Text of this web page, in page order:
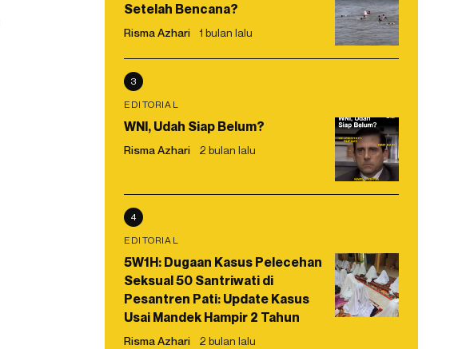
Setelah Bencana?
Risma Azhari 1 bulan lalu
3
EDITORIAL
WNI, Udah Siap Belum?
Risma Azhari 2 bulan lalu
4
EDITORIAL
5W1H: Dugaan Kasus Pelecehan
Seksual 50 Santriwati di
Pesantren Pati: Update Kasus
Usai Mandek Hampir 2 Tahun
Risma Azhari 2 bulan lalu